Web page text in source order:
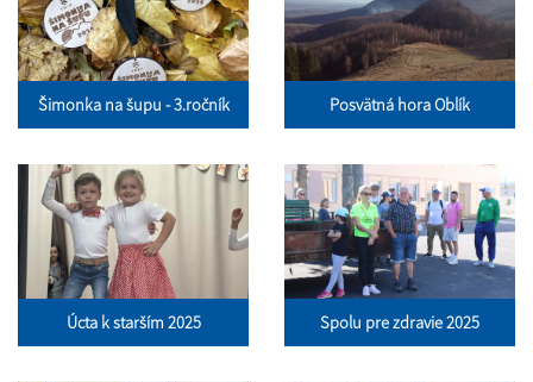
Šimonka na šupu - 3.ročník Posvätná hora Oblík
Úcta k starším 2025 Spolu pre zdravie 2025